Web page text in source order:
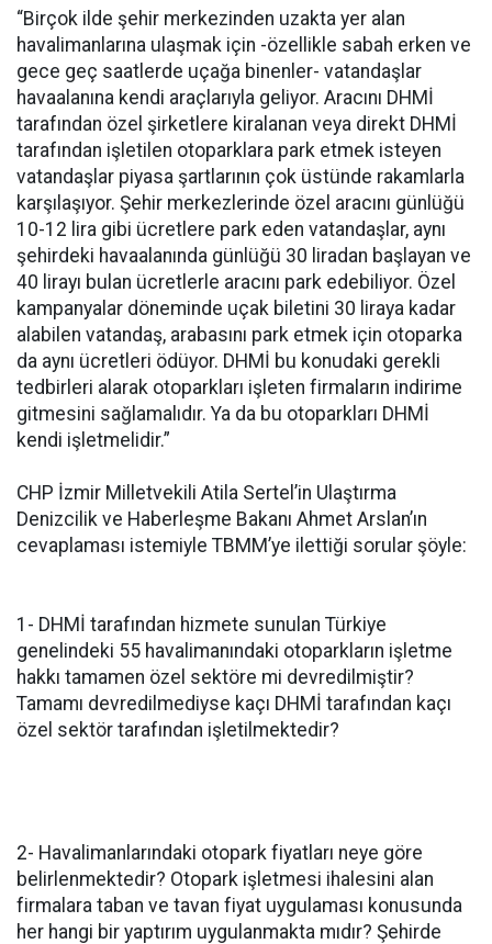
“Birçok ilde şehir merkezinden uzakta yer alan
havalimanlarına ulaşmak için -özellikle sabah erken ve
gece geç saatlerde uçağa binenler- vatandaşlar
havaalanına kendi araçlarıyla geliyor. Aracını DHMİ
tarafından özel şirketlere kiralanan veya direkt DHMİ
tarafından işletilen otoparklara park etmek isteyen
vatandaşlar piyasa şartlarının çok üstünde rakamlarla
karşılaşıyor. Şehir merkezlerinde özel aracını günlüğü
10-12 lira gibi ücretlere park eden vatandaşlar, aynı
şehirdeki havaalanında günlüğü 30 liradan başlayan ve
40 lirayı bulan ücretlerle aracını park edebiliyor. Özel
kampanyalar döneminde uçak biletini 30 liraya kadar
alabilen vatandaş, arabasını park etmek için otoparka
da aynı ücretleri ödüyor. DHMİ bu konudaki gerekli
tedbirleri alarak otoparkları işleten firmaların indirime
gitmesini sağlamalıdır. Ya da bu otoparkları DHMİ
kendi işletmelidir.”
CHP İzmir Milletvekili Atila Sertel’in Ulaştırma
Denizcilik ve Haberleşme Bakanı Ahmet Arslan’ın
cevaplaması istemiyle TBMM’ye ilettiği sorular şöyle:
1- DHMİ tarafından hizmete sunulan Türkiye
genelindeki 55 havalimanındaki otoparkların işletme
hakkı tamamen özel sektöre mi devredilmiştir?
Tamamı devredilmediyse kaçı DHMİ tarafından kaçı
özel sektör tarafından işletilmektedir?
2- Havalimanlarındaki otopark fiyatları neye göre
belirlenmektedir? Otopark işletmesi ihalesini alan
firmalara taban ve tavan fiyat uygulaması konusunda
her hangi bir yaptırım uygulanmakta mıdır? Şehirde